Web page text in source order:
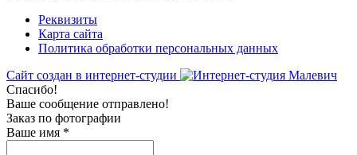
Реквизиты
Карта сайта
Политика обработки персональных данных
Сайт создан в интернет-студии
Спасибо!
Ваше сообщение отправлено!
Заказ по фотографии
Ваше имя *